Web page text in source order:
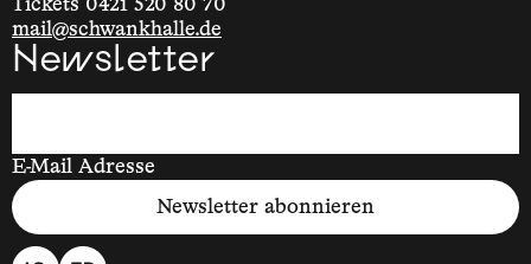
Tickets 0421 520 80 70
mail@schwankhalle.de
Newsletter
E-Mail Adresse
Newsletter abonnieren